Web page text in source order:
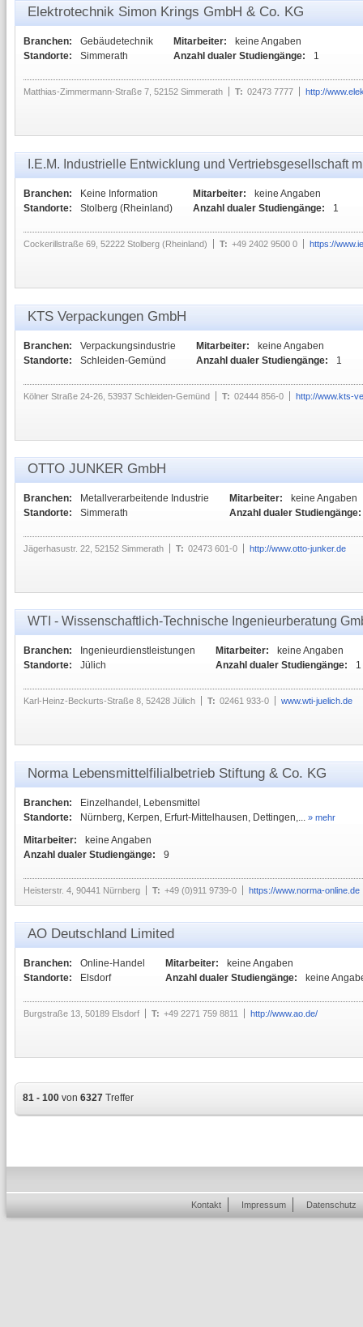
Elektrotechnik Simon Krings GmbH & Co. KG
Branchen:
Gebäudetechnik
Standorte:
Simmerath
Mitarbeiter:
keine Angaben
Anzahl dualer Studiengänge:
1
Matthias-Zimmermann-Straße 7, 52152 Simmerath T: 02473 7777 http://
I.E.M. Industrielle Entwicklung und Vertriebsgesellschaft
Branchen:
Keine Information
Standorte:
Stolberg (Rheinland)
Mitarbeiter:
keine Angaben
Anzahl dualer Studiengänge:
1
Cockerillstraße 69, 52222 Stolberg (Rheinland) T: +49 2402 9500 0 https://
KTS Verpackungen GmbH
Branchen:
Verpackungsindustrie
Standorte:
Schleiden-Gemünd
Mitarbeiter:
keine Angaben
Anzahl dualer Studiengänge:
1
Kölner Straße 24-26, 53937 Schleiden-Gemünd T: 02444 856-0 http://www.kts-
OTTO JUNKER GmbH
Branchen:
Metallverarbeitende Industrie
Standorte:
Simmerath
Mitarbeiter:
keine Angaben
Anzahl dualer Studiengänge:
Jägerhasustr. 22, 52152 Simmerath T: 02473 601-0 http://www.otto-junker.de
WTI - Wissenschaftlich-Technische Ingenieurberatung
Branchen:
Ingenieurdienstleistungen
Standorte:
Jülich
Mitarbeiter:
keine Angaben
Anzahl dualer Studiengänge:
1
Karl-Heinz-Beckurts-Straße 8, 52428 Jülich T: 02461 933-0 www.wti-juelich.de
Norma Lebensmittelfilialbetrieb Stiftung & Co. KG
Branchen:
Einzelhandel, Lebensmittel
Standorte:
Nürnberg, Kerpen, Erfurt-Mittelhausen, Dettingen,... » mehr
Mitarbeiter:
keine Angaben
Anzahl dualer Studiengänge:
9
Heisterstr. 4, 90441 Nürnberg T: +49 (0)911 9739-0 https://www.norma-online.de
AO Deutschland Limited
Branchen:
Online-Handel
Standorte:
Elsdorf
Mitarbeiter:
keine Angaben
Anzahl dualer Studiengänge:
keine
Burgstraße 13, 50189 Elsdorf T: +49 2271 759 8811 http://www.ao.de/
81 - 100 von 6327 Treffer
Kontakt Impressum Datenschutz